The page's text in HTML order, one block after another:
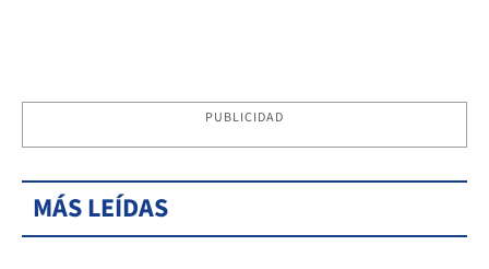
PUBLICIDAD
MÁS LEÍDAS